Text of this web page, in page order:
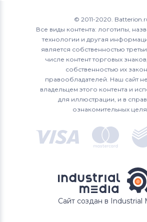
© 2011-2020.
Все виды контента: логотипы,
технологии и другая
является собственностью
числе контент торговых
собственностью их
правообладателей. Наш сайт
владельцем этого контента и
для иллюстрации, и в
ознакомительных
Сайт создан в Industrial